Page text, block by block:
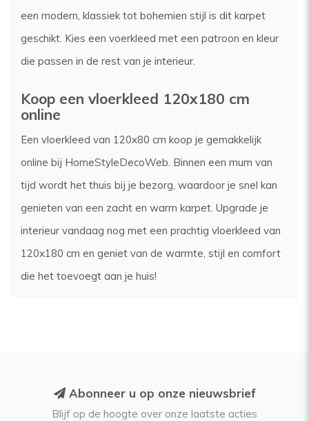
een modern, klassiek tot bohemien stijl is dit karpet
geschikt. Kies een voerkleed met een patroon en kleur
die passen in de rest van je interieur.
Koop een vloerkleed 120x180 cm
online
Een vloerkleed van 120x80 cm koop je gemakkelijk
online bij HomeStyleDecoWeb. Binnen een mum van
tijd wordt het thuis bij je bezorg, waardoor je snel kan
genieten van een zacht en warm karpet. Upgrade je
interieur vandaag nog met een prachtig vloerkleed van
120x180 cm en geniet van de warmte, stijl en comfort
die het toevoegt aan je huis!
Abonneer u op onze nieuwsbrief
Blijf op de hoogte over onze laatste acties